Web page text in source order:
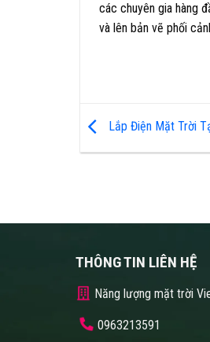
các chuyên gia hàng
và lên bản vẽ phối
Lắp Điện Mặt Trời
THÔNG TIN LIÊN HỆ
Năng lượng mặt trời
0963213591